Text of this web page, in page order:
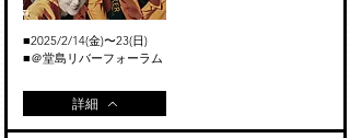
■2025/2/14(金)〜23(日)
■＠堂島リバーフォーラム
詳細